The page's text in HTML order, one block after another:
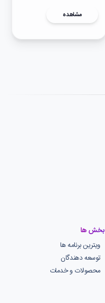
مشاهده
بخش ها
ویترین برنامه ها
توسعه دهندگان
محصولات و خدمات